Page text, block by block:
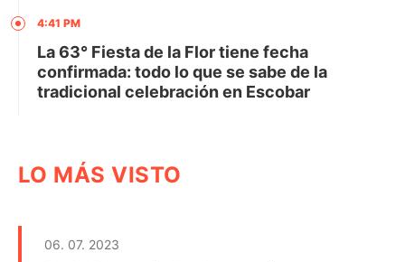
4:41 PM
La 63° Fiesta de la Flor tiene fecha
confirmada: todo lo que se sabe de la
tradicional celebración en Escobar
LO MÁS VISTO
06. 07. 2023